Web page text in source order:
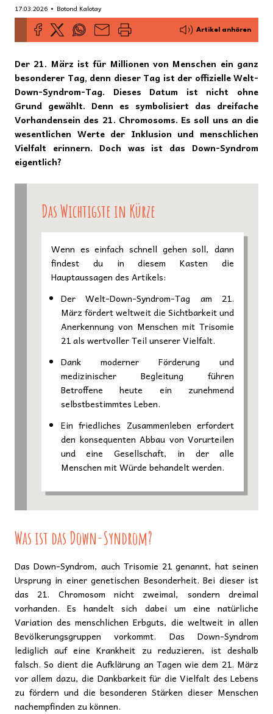
17.03.2026 • Botond Kalotay
Artikel anhören
Der 21. März ist für Millionen von Menschen ein ganz
besonderer Tag, denn dieser Tag ist der offizielle Welt-
Down-Syndrom-Tag. Dieses Datum ist nicht ohne
Grund gewählt. Denn es symbolisiert das dreifache
Vorhandensein des 21. Chromosoms. Es soll uns an die
wesentlichen Werte der Inklusion und menschlichen
Vielfalt erinnern. Doch was ist das Down-Syndrom
eigentlich?
Das Wichtigste in Kürze
Wenn es einfach schnell gehen soll, dann
findest du in diesem Kasten die
Hauptaussagen des Artikels:
Der Welt-Down-Syndrom-Tag am 21.
März fördert weltweit die Sichtbarkeit und
Anerkennung von Menschen mit Trisomie
21 als wertvoller Teil unserer Vielfalt.
Dank moderner Förderung und
medizinischer Begleitung führen
Betroffene heute ein zunehmend
selbstbestimmtes Leben.
Ein friedliches Zusammenleben erfordert
den konsequenten Abbau von Vorurteilen
und eine Gesellschaft, in der alle
Menschen mit Würde behandelt werden.
Was ist das Down-Syndrom?
Das Down-Syndrom, auch Trisomie 21 genannt, hat seinen
Ursprung in einer genetischen Besonderheit. Bei dieser ist
das 21. Chromosom nicht zweimal, sondern dreimal
vorhanden. Es handelt sich dabei um eine natürliche
Variation des menschlichen Erbguts, die weltweit in allen
Bevölkerungsgruppen vorkommt. Das Down-Syndrom
lediglich auf eine Krankheit zu reduzieren, ist deshalb
falsch. So dient die Aufklärung an Tagen wie dem 21. März
vor allem dazu, die Dankbarkeit für die Vielfalt des Lebens
zu fördern und die besonderen Stärken dieser Menschen
nachempfinden zu können.